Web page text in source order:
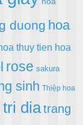
duong hoa
thuy tien hoa
rose sakura
sinh Thiệp hoa
diatrang